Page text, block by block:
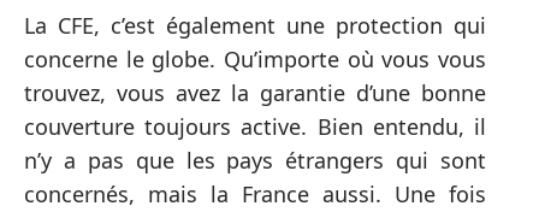
La CFE, c’est également une protection qui
concerne le globe. Qu’importe où vous vous
trouvez, vous avez la garantie d’une bonne
couverture toujours active. Bien entendu, il
n’y a pas que les pays étrangers qui sont
concernés, mais la France aussi. Une fois